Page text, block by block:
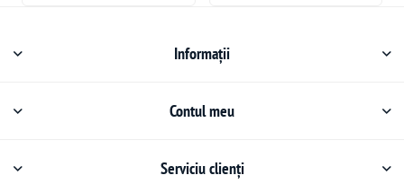
Informații
Contul meu
Serviciu clienți